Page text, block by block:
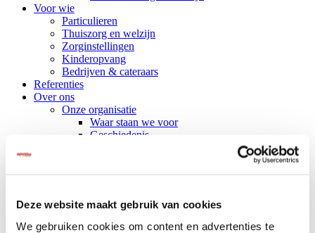
Deze website maakt gebruik van cookies
We gebruiken cookies om content en advertenties te
Voor wie
Particulieren
Thuiszorg en welzijn
Zorginstellingen
Kinderopvang
Bedrijven & cateraars
Referenties
Over ons
Onze organisatie
Waar staan we voor
Geschiedenis
Vriesvers vs vers
Testimonial Het Vosje
Klantcase: Kinderdagverblijf Bij Ons